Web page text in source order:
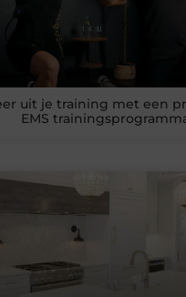
uit je training met een
EMS